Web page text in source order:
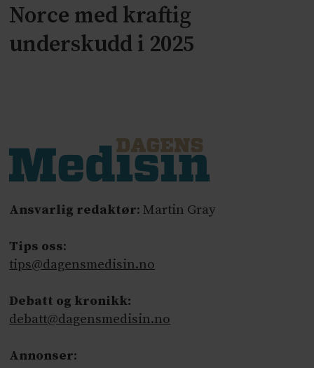
Norce med kraftig
underskudd i 2025
Ansvarlig redaktør: Martin Gray
Tips oss:
tips@dagensmedisin.no
Debatt og kronikk:
debatt@dagensmedisin.no
Annonser: